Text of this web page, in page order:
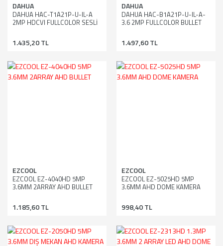
DAHUA
DAHUA HAC-T1A21P-U-IL-A
2MP HDCVI FULLCOLOR SESLİ
1.435,20 TL
DAHUA
DAHUA HAC-B1A21P-U-IL-A-
3.6 2MP FULLCOLOR BULLET
1.497,60 TL
EZCOOL
EZCOOL EZ-4040HD 5MP
3.6MM 2ARRAY AHD BULLET
1.185,60 TL
EZCOOL
EZCOOL EZ-5025HD 5MP
3.6MM AHD DOME KAMERA
998,40 TL